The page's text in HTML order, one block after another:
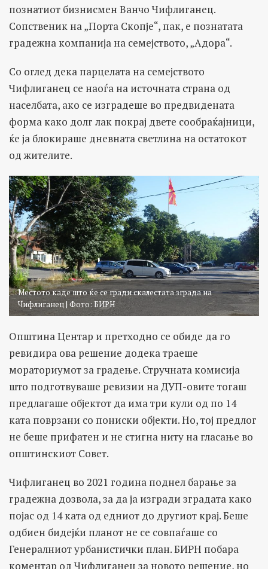
познатиот бизнисмен Ванчо Чифлиганец.
Сопственик на „Порта Скопје“, пак, е познатата
градежна компанија на семејството, „Адора“.
Со оглед дека парцелата на семејството
Чифлиганец се наоѓа на источната страна од
населбата, ако се изградеше во предвидената
форма како долг лак покрај двете сообраќајници,
ќе ја блокираше дневната светлина на остатокот
од жителите.
Местото каде што ќе се гради скалестата зграда на
Чифлиганец | Фото: БИРН
Општина Центар и претходно се обиде да го
ревидира ова решение додека траеше
мораториумот за градење. Стручната комисија
што подготвуваше ревизии на ДУП-овите тогаш
предлагаше објектот да има три кули од по 14
ката поврзани со пониски објекти. Но, тој предлог
не беше прифатен и не стигна ниту на гласање во
општинскиот Совет.
Чифлиганец во 2021 година поднел барање за
градежна дозвола, за да ја изгради зградата како
појас од 14 ката од едниот до другиот крај. Беше
одбиен бидејќи планот не се совпаѓаше со
Генералниот урбанистички план. БИРН побара
коментар од Чифлиганец за новото решение, но